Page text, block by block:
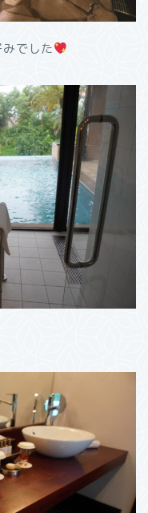
でした